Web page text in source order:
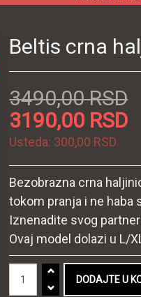
Beltis crna
3490,00 RSD
3190,00 RSD
Usteda: 300,00 RSD
Bezobrazna crna
tokom pranja i ne haba
Iznenadite svog
Ovaj model dolazi u L/